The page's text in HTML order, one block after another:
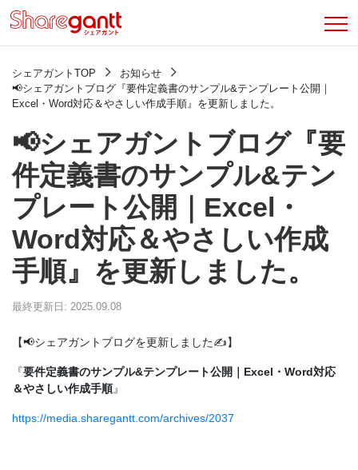
シェアガントTOP
お知らせ
📢シェアガントブログ『要件定義書のサンプル&テンプレート公開｜
Excel・Word対応＆やさしい作成手順』を更新しました。
📢シェアガントブログ『要
件定義書のサンプル&テン
プレート公開｜Excel・
Word対応＆やさしい作成
手順』を更新しました。
最終更新日: 2025.09.08
【📢シェアガントブログを更新しました✍️】
『要件定義書のサンプル&テンプレート公開｜Excel・Word対応
＆やさしい作成手順』
https://media.sharegantt.com/archives/2037